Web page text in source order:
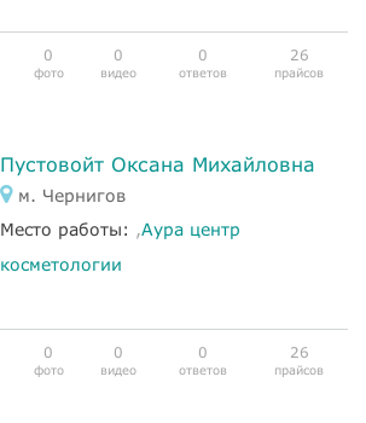
0
фото
0
видео
0
ответов
26
прайсов
Пустовойт Оксана Михайловна
м. Чернигов
Место работы: ,Аура центр
косметологии
0
фото
0
видео
0
ответов
26
прайсов